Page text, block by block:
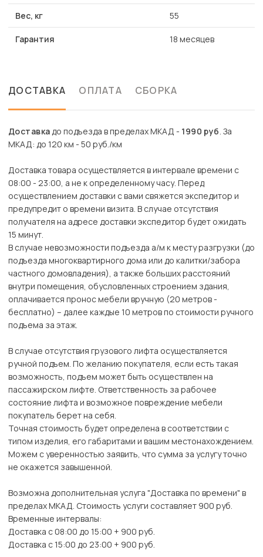
Вес, кг 55
Гарантия 18 месяцев
ДОСТАВКА ОПЛАТА СБОРКА
Доставкадо подъезда в пределах МКАД - 1990 руб. За
МКАД: до 120 км - 50 руб./км
Доставка товара осуществляется в интервале времени с
08:00 - 23:00, а не к определенному часу. Перед
осуществлением доставки с вами свяжется экспедитор и
предупредит о времени визита. В случае отсутствия
получателя на адресе доставки экспедитор будет ожидать
15 минут.
В случае невозможности подъезда а/м к месту разгрузки (до
подъезда многоквартирного дома или до калитки/забора
частного домовладения), а также больших расстояний
внутри помещения, обусловленных строением здания,
оплачивается пронос мебели вручную (20 метров -
бесплатно) – далее каждые 10 метров по стоимости ручного
подъема за этаж.
В случае отсутствия грузового лифта осуществляется
ручной подъем. По желанию покупателя, если есть такая
возможность, подъем может быть осуществлен на
пассажирском лифте. Ответственность за рабочее
состояние лифта и возможное повреждение мебели
покупатель берет на себя.
Точная стоимость будет определена в соответствии с
типом изделия, его габаритами и вашим местонахождением.
Можем с уверенностью заявить, что сумма за услугу точно
не окажется завышенной.
Возможна дополнительная услуга "Доставка по времени" в
пределах МКАД. Стоимость услуги составляет 900 руб.
Временные интервалы:
Доставка с 08:00 до 15:00 + 900 руб.
Доставка с 15:00 до 23:00 + 900 руб.